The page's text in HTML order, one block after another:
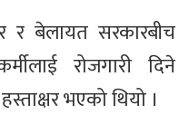
र बेलायत सरकारबीच
रोजगारी दिने
भएको थियो ।